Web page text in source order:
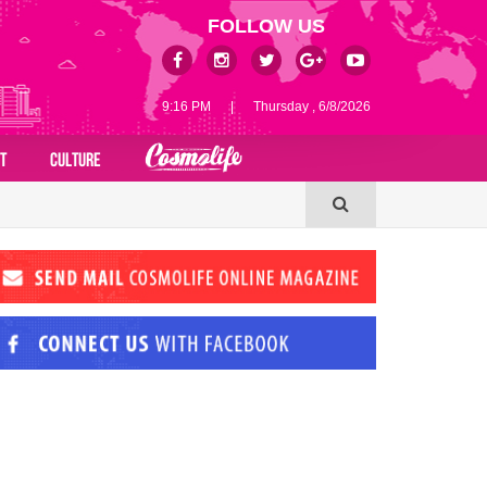
9:16 PM | Thursday , 6/8/2026
FOLLOW US
CULTURE